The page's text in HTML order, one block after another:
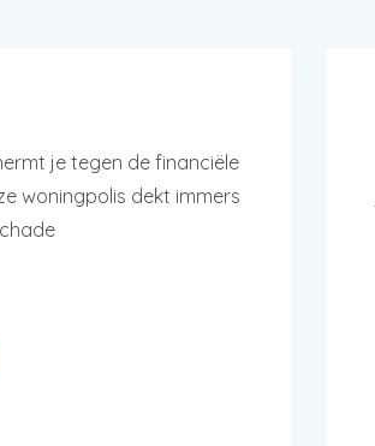
je tegen de financiële
woningpolis dekt immers